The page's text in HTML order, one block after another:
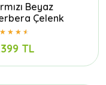
Beyaz
Çelenk
TL